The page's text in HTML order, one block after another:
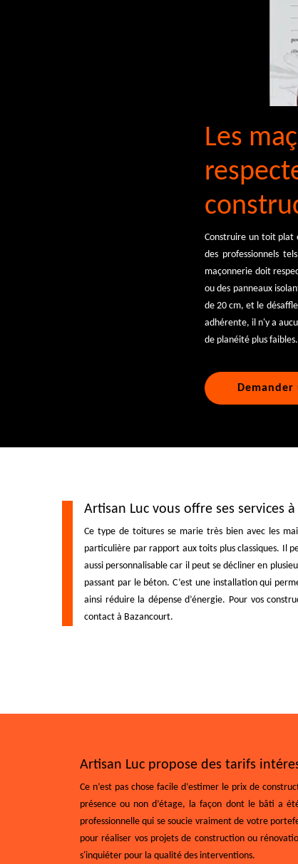
Les
Construire un toit plat
des professionnels
maçonnerie doit
ou des panneaux
de 20 cm, et le
adhérente, il n'y a
de planéité plus
Artisan Luc vous offre ses services
Ce type de toitures se marie très bien avec les
particulière par rapport aux toits plus classiques. Il
aussi personnalisable car il peut se décliner en
passant par le béton. C’est une installation qui
ainsi réduire la dépense d’énergie. Pour vos
contact à Bazancourt.
Artisan Luc propose des tarifs
Ce n’est pas chose facile d’estimer le prix de
présence ou non d’étage, la façon dont le bâti a
professionnelle qui se soucie vraiment de votre
pour réaliser vos projets de construction ou
s'inquiéter pour la qualité des interventions.